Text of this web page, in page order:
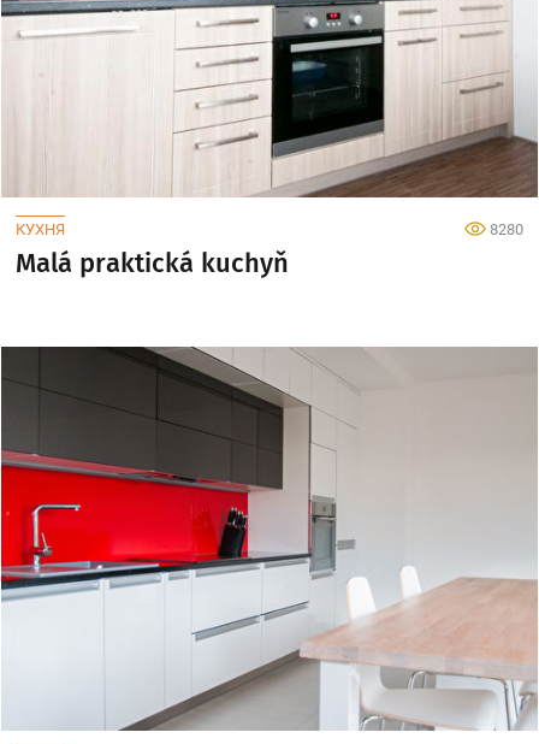
КУХНЯ 8280
Malá praktická kuchyň